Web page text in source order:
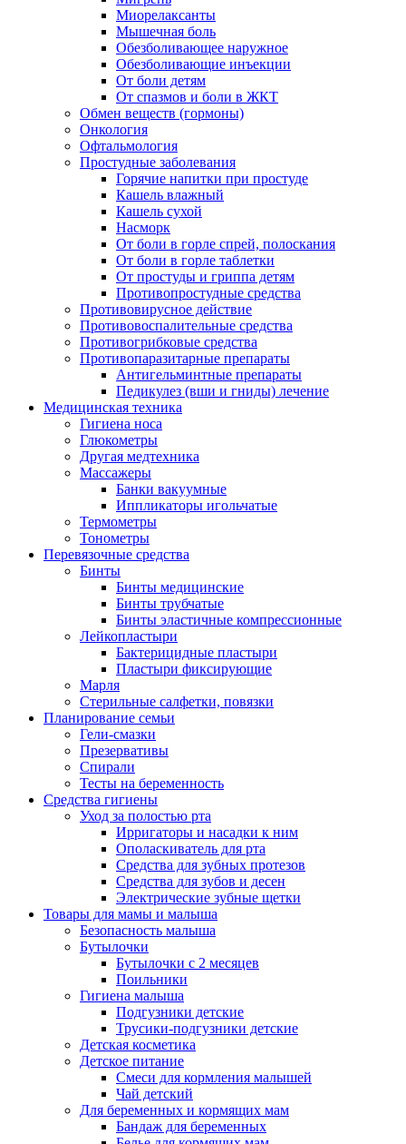
Миорелаксанты
Мышечная боль
Обезболивающее наружное
Обезболивающие инъекции
От боли детям
От спазмов и боли в ЖКТ
Обмен веществ (гормоны)
Онкология
Офтальмология
Простудные заболевания
Горячие напитки при простуде
Кашель влажный
Кашель сухой
Насморк
От боли в горле спрей, полоскания
От боли в горле таблетки
От простуды и гриппа детям
Противопростудные средства
Противовирусное действие
Противовоспалительные средства
Противогрибковые средства
Противопаразитарные препараты
Антигельминтные препараты
Педикулез (вши и гниды) лечение
Медицинская техника
Гигиена носа
Глюкометры
Другая медтехника
Массажеры
Банки вакуумные
Иппликаторы игольчатые
Термометры
Тонометры
Перевязочные средства
Бинты
Бинты медицинские
Бинты трубчатые
Бинты эластичные компрессионные
Лейкопластыри
Бактерицидные пластыри
Пластыри фиксирующие
Марля
Стерильные салфетки, повязки
Планирование семьи
Гели-смазки
Презервативы
Спирали
Тесты на беременность
Средства гигиены
Уход за полостью рта
Ирригаторы и насадки к ним
Ополаскиватель для рта
Средства для зубных протезов
Средства для зубов и десен
Электрические зубные щетки
Товары для мамы и малыша
Безопасность малыша
Бутылочки
Бутылочки с 2 месяцев
Поильники
Гигиена малыша
Подгузники детские
Трусики-подгузники детские
Детская косметика
Детское питание
Смеси для кормления малышей
Чай детский
Для беременных и кормящих мам
Бандаж для беременных